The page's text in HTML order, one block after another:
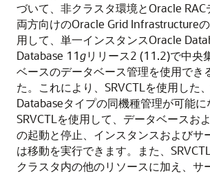
づいて、非クラスタ環境とOracle
両方向けのOracle Grid Infrastructure
用して、単一インスタンスOracle
Database 11gリリース2 (11.2)で中央
ベースのデータベース管理を使用でき
た。これにより、SRVCTLを使用した
Databaseタイプの同機種管理が可能に
SRVCTLを使用して、データベースお
の起動と停止、インスタンスおよびサ
は移動を実行できます。また、
クラスタ内の他のリソースに加え、サ